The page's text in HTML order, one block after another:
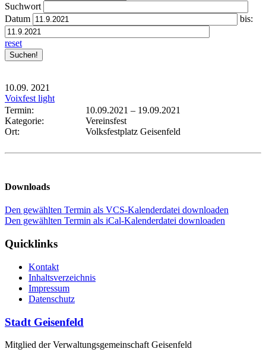
Suchwort
Datum
bis:
reset
10.09. 2021
Voixfest light
Termin:
10.09.2021 – 19.09.2021
Kategorie:
Vereinsfest
Ort:
Volksfestplatz Geisenfeld
Downloads
Den gewählten Termin als VCS-Kalenderdatei downloaden
Den gewählten Termin als iCal-Kalenderdatei downloaden
Quicklinks
Kontakt
Inhaltsverzeichnis
Impressum
Datenschutz
Stadt Geisenfeld
Mitglied der Verwaltungsgemeinschaft Geisenfeld